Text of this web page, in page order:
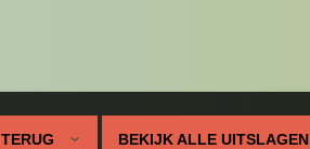
TERUG BEKIJK ALLE UITSLAGEN